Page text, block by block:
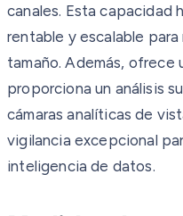
canales. Esta capacidad
rentable y escalable
tamaño. Además,
proporciona un análisis
cámaras analíticas de
vigilancia excepcional
inteligencia de datos.